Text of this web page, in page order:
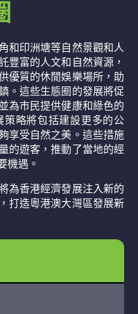
和印洲塘等自然景觀和人
豐富的人文和自然資源，
優質的休閒娛樂場所，助
。這些生態圈的發展將促
為市民提供健康和綠色的
策略將包括建設更多的公
享受自然之美。這些措施
的遊客，推動了當地的經
機遇。
為香港經濟發展注入新的
打造粵港澳大灣區發展新